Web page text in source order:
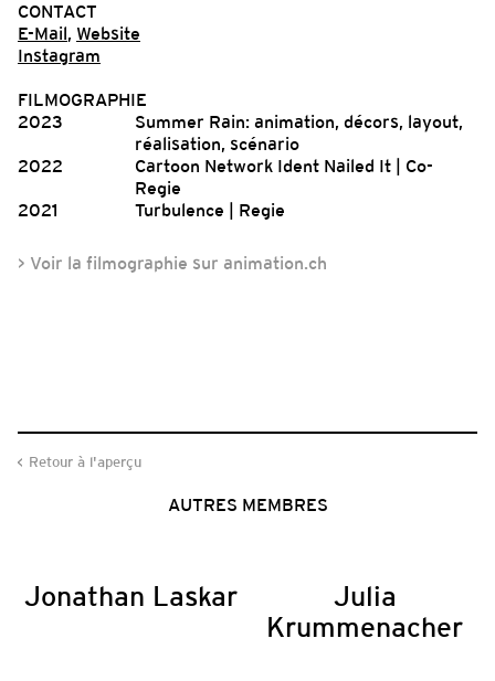
CONTACT
E-Mail, Website
Instagram
FILMOGRAPHIE
2023
Summer Rain: animation, décors, layout,
réalisation, scénario
2022
Cartoon Network Ident Nailed It | Co-
Regie
2021
Turbulence | Regie
> Voir la filmographie sur animation.ch
Retour à l'aperçu
AUTRES MEMBRES
Jonathan Laskar
Julia
Krummenacher